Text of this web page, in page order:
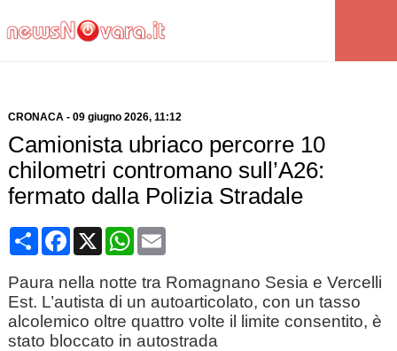
CRONACA- 09 giugno 2026, 11:12
Camionista ubriaco percorre 10
chilometri contromano sull’A26:
fermato dalla Polizia Stradale
CondividiFacebook
X WhatsApp
Email
Paura nella notte tra Romagnano Sesia e Vercelli
Est. L’autista di un autoarticolato, con un tasso
alcolemico oltre quattro volte il limite consentito, è
stato bloccato in autostrada